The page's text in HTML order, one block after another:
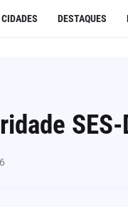
CIDADES DESTAQUES
SES-